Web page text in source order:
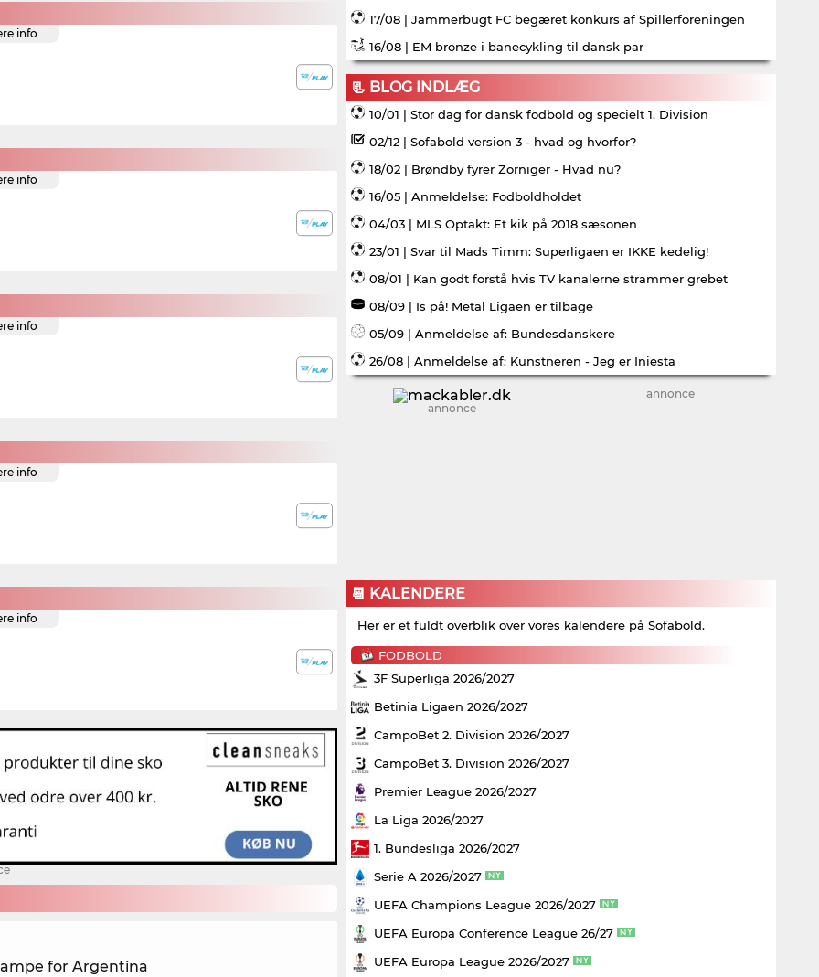
info
info
info
info
info
for Argentina
17/08 | Jammerbugt FC begæret konkurs af Spillerforeningen
16/08 | EM bronze i banecykling til dansk par
📃 BLOG INDLÆG
10/01 | Stor dag for dansk fodbold og specielt 1. Division
02/12 | Sofabold version 3 - hvad og hvorfor?
18/02 | Brøndby fyrer Zorniger - Hvad nu?
16/05 | Anmeldelse: Fodboldholdet
04/03 | MLS Optakt: Et kik på 2018 sæsonen
23/01 | Svar til Mads Timm: Superligaen er IKKE kedelig!
08/01 | Kan godt forstå hvis TV kanalerne strammer grebet
08/09 | Is på! Metal Ligaen er tilbage
05/09 | Anmeldelse af: Bundesdanskere
26/08 | Anmeldelse af: Kunstneren - Jeg er Iniesta
annonce
annonce
📆 KALENDERE
Her er et fuldt overblik over vores kalendere på Sofabold.
FODBOLD
3F Superliga 2026/2027
Betinia Ligaen 2026/2027
CampoBet 2. Division 2026/2027
CampoBet 3. Division 2026/2027
Premier League 2026/2027
La Liga 2026/2027
1. Bundesliga 2026/2027
Serie A 2026/2027
UEFA Champions League 2026/2027
UEFA Europa Conference League 26/27
UEFA Europa League 2026/2027